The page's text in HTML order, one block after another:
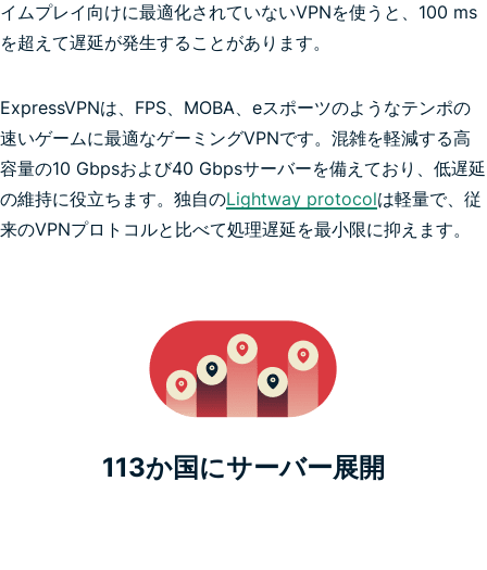
イムプレイ向けに最適化されていないVPNを使うと、100 ms
を超えて遅延が発生することがあります。
ExpressVPNは、FPS、MOBA、eスポーツのようなテンポの
速いゲームに最適なゲーミングVPNです。混雑を軽減する高
容量の10 Gbpsおよび40 Gbpsサーバーを備えており、低遅延
の維持に役立ちます。独自のLightway protocolは軽量で、従
来のVPNプロトコルと比べて処理遅延を最小限に抑えます。
最速のVPN
Pokémon GO
113か国にサーバー展開